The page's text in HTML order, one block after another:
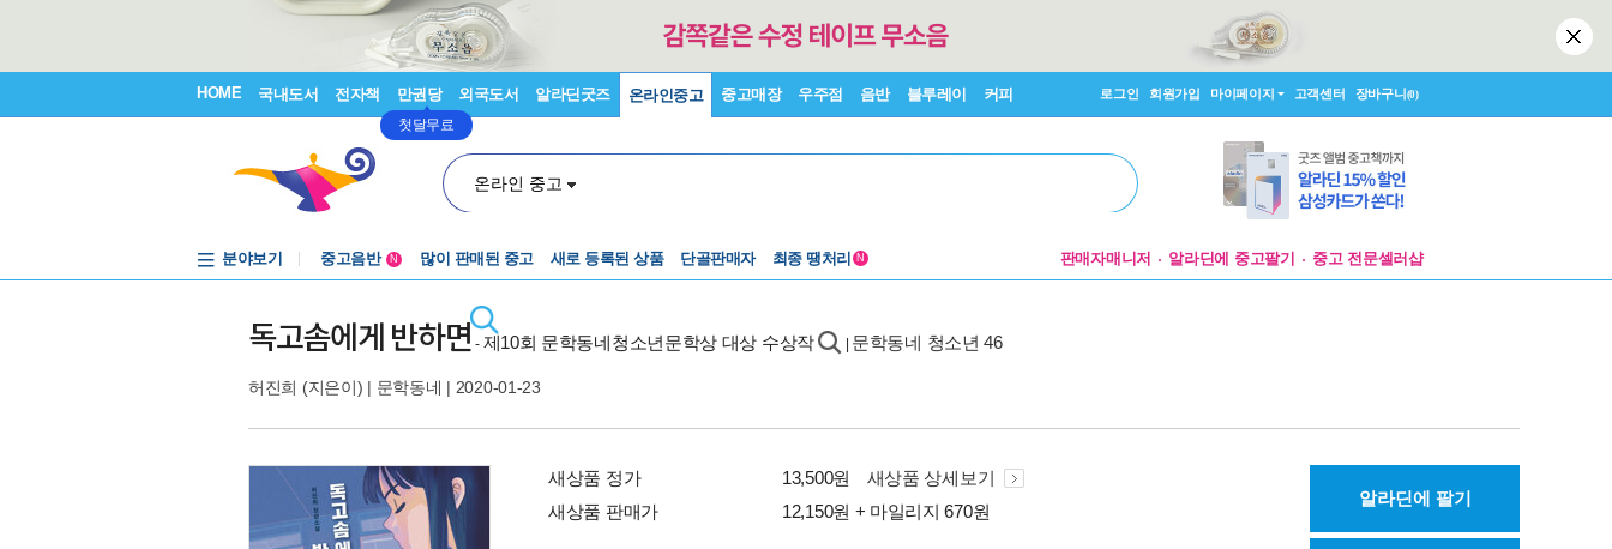
HOME 국내도서 전자책 만권당
첫달무료
외국도서 알라딘굿즈 온라인중고 중고매장 우주점 음반 블루레이 커피 로그인 회원가입 마이페이지 고객센터 장바구니(0)
온라인 중고
분야보기
중고음반
중고음반
N 많이 판매된 중고 새로 등록된 상품 단골판매자 최종 땡처리 N 판매자매니저 알라딘에 중고팔기 중고 전문셀러샵
독고솜에게 반하면 - 제10회 문학동네청소년문학상 대상 수상작 문학동네 청소년 46
허진희 (지은이) | 문학동네 | 2020-01-23
새상품 정가 13,500원
새상품 상세보기
새상품 판매가
12,150원 + 마일리지 670원
알라딘에 팔기